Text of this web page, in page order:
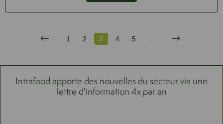
1 2 3 4 5
Intrafood apporte des nouvelles du secteur via une
lettre d'information 4x par an